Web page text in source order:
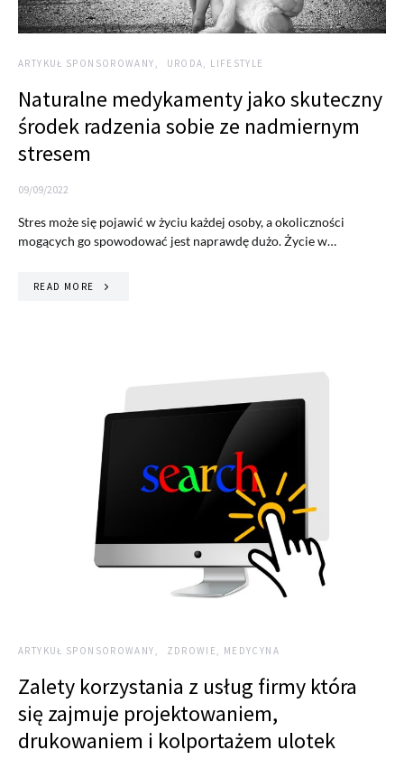
ARTYKUŁ SPONSOROWANY URODA, LIFESTYLE
Naturalne medykamenty jako skuteczny
środek radzenia sobie ze nadmiernym
stresem
09/09/2022
Stres może się pojawić w życiu każdej osoby, a okoliczności
mogących go spowodować jest naprawdę dużo. Życie w…
READ MORE
ARTYKUŁ SPONSOROWANY ZDROWIE, MEDYCYNA
Zalety korzystania z usług firmy która
się zajmuje projektowaniem,
drukowaniem i kolportażem ulotek